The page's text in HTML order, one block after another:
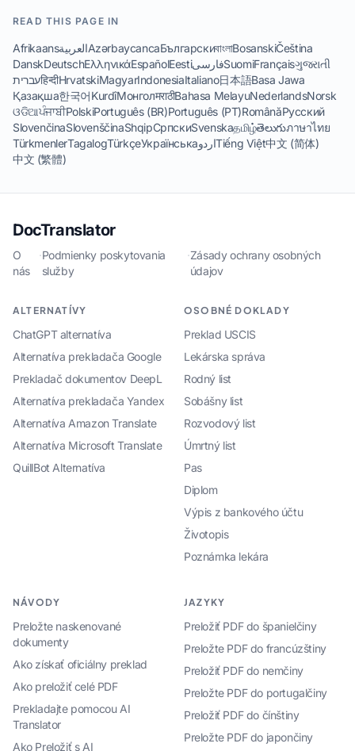
READ THIS PAGE IN
AfrikaansالعربيةAzərbaycancaБългарскиবাংলাBosanskiČeština
DanskDeutschΕλληνικάEspañolEestiفارسیSuomiFrançaisગુજરાતી
עבריתहिन्दीHrvatskiMagyarIndonesiaItaliano日本語Basa Jawa
Қазақша한국어KurdîМонголमराठीBahasa MelayuNederlandsNorsk
ଓଡିଆਪੰਜਾਬੀPolskiPortuguês (BR)Português (PT)RomânăРусский
SlovenčinaSlovenščinaShqipСрпскиSvenskaதமிழ்తెలుగుภาษาไทย
TürkmenlerTagalogTürkçeУкраїнськаاردوTiếng Việt中文 (简体)
中文 (繁體)
DocTranslator
O
nás
·Podmienky poskytovania
služby
·Zásady ochrany osobných
údajov
ALTERNATÍVY
ChatGPT alternatíva
Alternatíva prekladača Google
Prekladač dokumentov DeepL
Alternatíva prekladača Yandex
Alternatíva Amazon Translate
Alternatíva Microsoft Translate
QuillBot Alternatíva
OSOBNÉ DOKLADY
Preklad USCIS
Lekárska správa
Rodný list
Sobášny list
Rozvodový list
Úmrtný list
Pas
Diplom
Výpis z bankového účtu
Životopis
Poznámka lekára
NÁVODY
Preložte naskenované
dokumenty
Ako získať oficiálny preklad
Ako preložiť celé PDF
Prekladajte pomocou AI
Translator
Ako Preložiť s AI
JAZYKY
Preložiť PDF do španielčiny
Preložte PDF do francúzštiny
Preložiť PDF do nemčiny
Preložte PDF do portugalčiny
Preložiť PDF do čínštiny
Preložte PDF do japončiny